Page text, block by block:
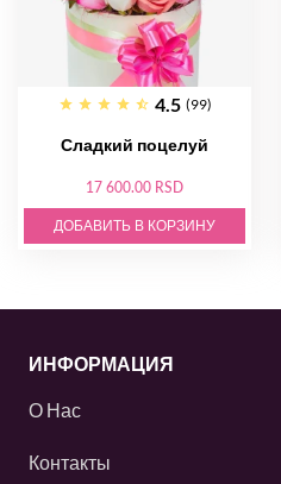
4.5 (99)
Сладкий поцелуй
17 600.00 RSD
ДОБАВИТЬ В КОРЗИНУ
ИНФОРМАЦИЯ
О Нас
Контакты